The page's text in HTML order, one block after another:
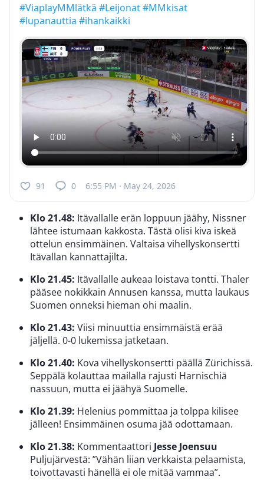
#ViaplayMMlätkä #Leijonat#MMkisat
#lupanauttia #ihankaikki
91 0 6:55 PM · May 24, 2026
Klo 21.48: Itävallalle erän loppuun jäähy, Nissner
lähtee istumaan kakkosta. Tästä olisi kiva iskeä
ottelun ensimmäinen. Valtaisa vihellyskonsertti
Itävallan kannattajilta.
Klo 21.45: Itävallalle aukeaa loistava tontti. Thaler
pääsee nokikkain Annusen kanssa, mutta laukaus
Suomen onneksi hieman ohi maalin.
Klo 21.43: Viisi minuuttia ensimmäistä erää
jäljellä. 0-0 lukemissa jatketaan.
Klo 21.40: Kova vihellyskonsertti päällä Zürichissä.
Seppälä kolauttaa mailalla rajusti Harnischiä
nassuun, mutta ei jäähyä Suomelle.
Klo 21.39: Helenius pommittaa ja tolppa kilisee
jälleen! Ensimmäinen osuma jää odottamaan.
Klo 21.38: Kommentaattori Jesse Joensuu
Puljujärvestä: ”Vähän liian verkkaista pelaamista,
toivottavasti hänellä ei ole mitää vammaa”.